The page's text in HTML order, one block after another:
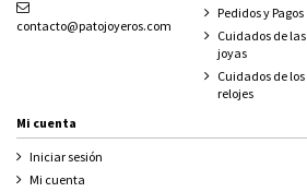
contacto@patojoyeros.com
Pedidos y Pagos
Cuidados de las
joyas
Cuidados de los
relojes
Mi cuenta
Iniciar sesión
Mi cuenta